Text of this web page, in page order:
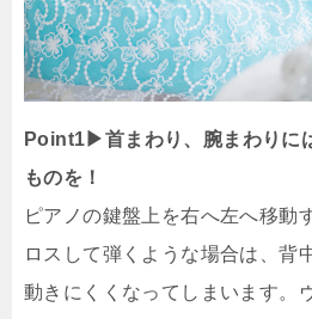
Point1▶︎首まわり、腕まわりに
ものを！
ピアノの鍵盤上を右へ左へ移動
ロスして弾くような場合は、背
動きにくくなってしまいます。